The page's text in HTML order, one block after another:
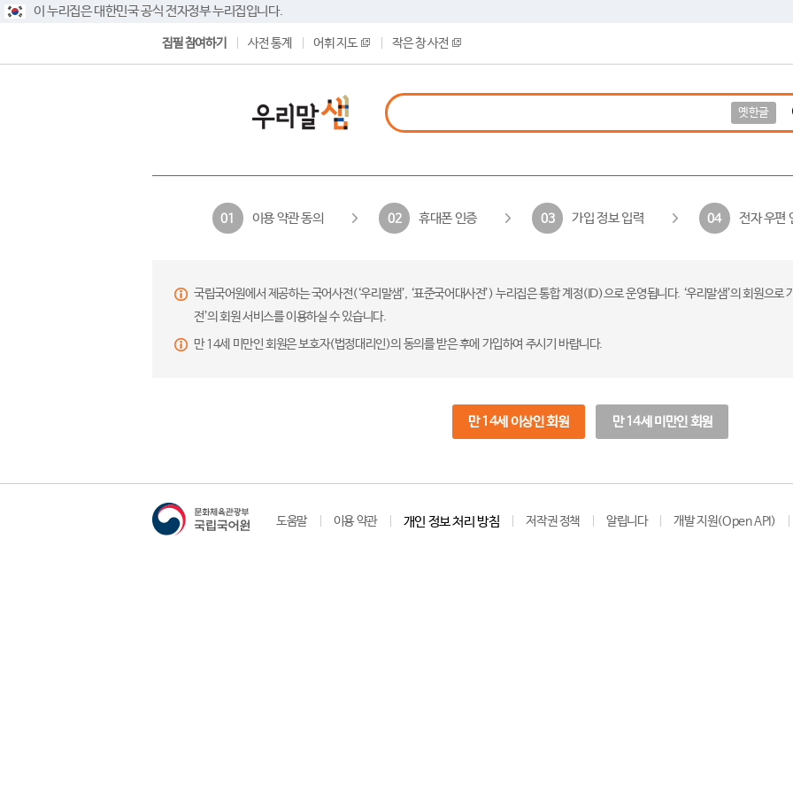
이 누리집은 대한민국 공식 전자정부 누리집입니다.
집필 참여하기 사전 통계 어휘 지도 작은 창 사전
옛한글
01 이용 약관 동의 02 휴대폰 인증 03 가입 정보 입력 04 전자 우편
국립국어원에서 제공하는 국어사전(‘우리말샘’, ‘표준국어대사전’) 누리집은 통합 계정(ID)으로 운영됩니다. ‘우리말샘’의 회원으
전’의 회원 서비스를 이용하실 수 있습니다.
만 14세 미만인 회원은 보호자(법정대리인)의 동의를 받은 후에 가입하여 주시기 바랍니다.
만 14세 이상인 회원 만 14세 미만인 회원
도움말 이용 약관 개인 정보 처리 방침 저작권 정책 알립니다 개발 지원(Open API)